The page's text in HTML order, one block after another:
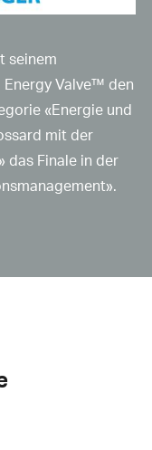
seinem
Valve™ den
«Energie und
mit der
das Finale in der